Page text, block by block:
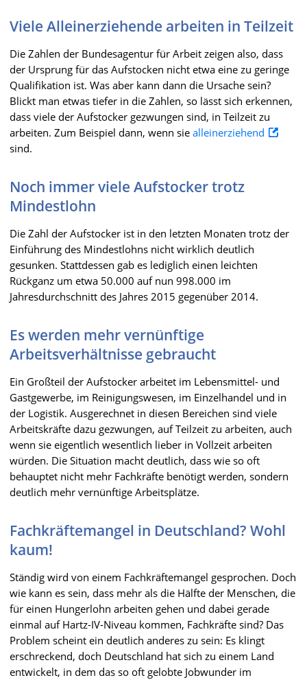
Viele Alleinerziehende arbeiten in Teilzeit
Die Zahlen der Bundesagentur für Arbeit zeigen also, dass
der Ursprung für das Aufstocken nicht etwa eine zu geringe
Qualifikation ist. Was aber kann dann die Ursache sein?
Blickt man etwas tiefer in die Zahlen, so lässt sich erkennen,
dass viele der Aufstocker gezwungen sind, in Teilzeit zu
arbeiten. Zum Beispiel dann, wenn sie alleinerziehend
sind.
Noch immer viele Aufstocker trotz
Mindestlohn
Die Zahl der Aufstocker ist in den letzten Monaten trotz der
Einführung des Mindestlohns nicht wirklich deutlich
gesunken. Stattdessen gab es lediglich einen leichten
Rückganz um etwa 50.000 auf nun 998.000 im
Jahresdurchschnitt des Jahres 2015 gegenüber 2014.
Es werden mehr vernünftige
Arbeitsverhältnisse gebraucht
Ein Großteil der Aufstocker arbeitet im Lebensmittel- und
Gastgewerbe, im Reinigungswesen, im Einzelhandel und in
der Logistik. Ausgerechnet in diesen Bereichen sind viele
Arbeitskräfte dazu gezwungen, auf Teilzeit zu arbeiten, auch
wenn sie eigentlich wesentlich lieber in Vollzeit arbeiten
würden. Die Situation macht deutlich, dass wie so oft
behauptet nicht mehr Fachkräfte benötigt werden, sondern
deutlich mehr vernünftige Arbeitsplätze.
Fachkräftemangel in Deutschland? Wohl
kaum!
Ständig wird von einem Fachkräftemangel gesprochen. Doch
wie kann es sein, dass mehr als die Hälfte der Menschen, die
für einen Hungerlohn arbeiten gehen und dabei gerade
einmal auf Hartz-IV-Niveau kommen, Fachkräfte sind? Das
Problem scheint ein deutlich anderes zu sein: Es klingt
erschreckend, doch Deutschland hat sich zu einem Land
entwickelt, in dem das so oft gelobte Jobwunder im